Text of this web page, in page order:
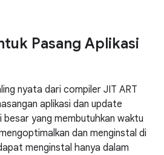
Pasang Aplikasi
nyata dari compiler JIT ART
aplikasi dan update
besar yang membutuhkan waktu
dan menginstal di
menginstal hanya dalam